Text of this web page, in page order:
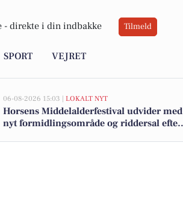
- direkte i din indbakke Tilmeld
SPORT VEJRET
06-08-2026 15:03 | LOKALT NYT
Horsens Middelalderfestival udvider med
nyt formidlingsområde og riddersal efter